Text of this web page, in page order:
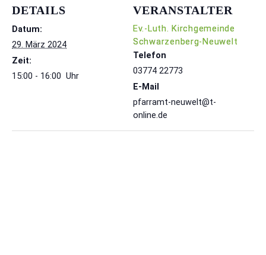
DETAILS
Datum:
29. März 2024
Zeit:
15:00 - 16:00
VERANSTALTER
Ev.-Luth. Kirch­ge­mein­de
Schwarzenberg-Neuwelt
Telefon
03774 22773
E-Mail
pfarramt-neuwelt@t-
online.de